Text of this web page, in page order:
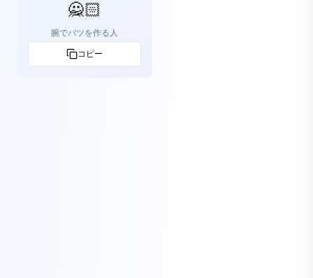
🙅🏻
腕でバツを作る人
コピー